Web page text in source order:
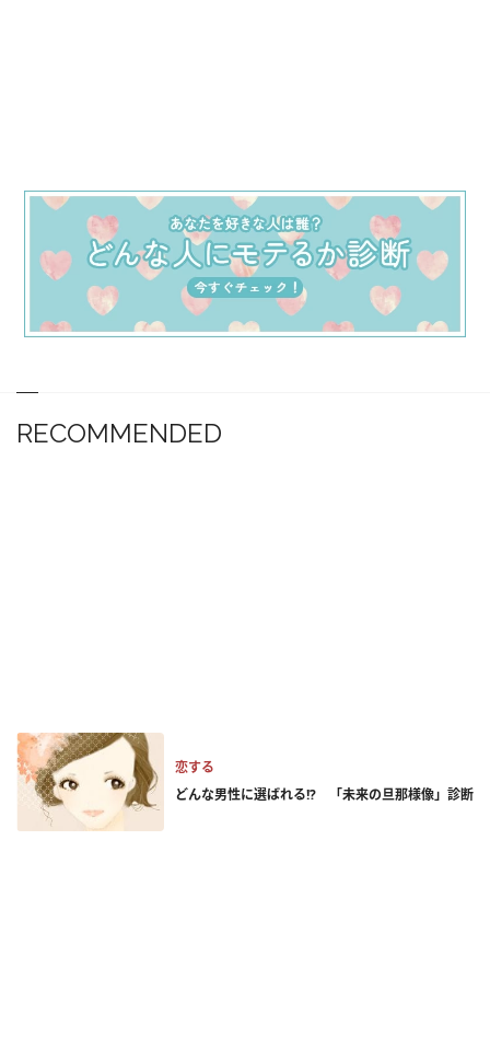
RECOMMENDED
恋する
どんな男性に選ばれる!? 「未来の旦那様像」診断